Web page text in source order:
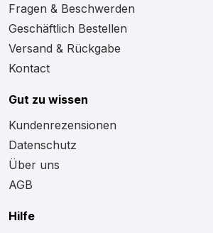
Fragen & Beschwerden
Geschäftlich Bestellen
Versand & Rückgabe
Kontact
Gut zu wissen
Kundenrezensionen
Datenschutz
Über uns
AGB
Hilfe